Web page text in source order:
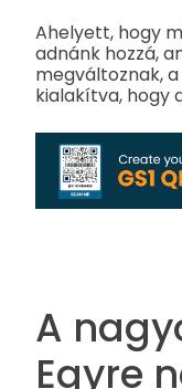
Ahelyett, hogy
adnánk hozzá,
megváltoznak,
kialakítva, hogy
A
Egyre